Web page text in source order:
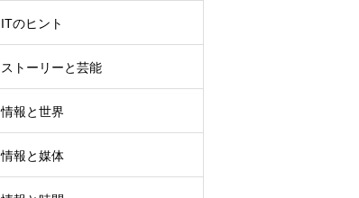
ITのヒント
ストーリーと芸能
情報と世界
情報と媒体